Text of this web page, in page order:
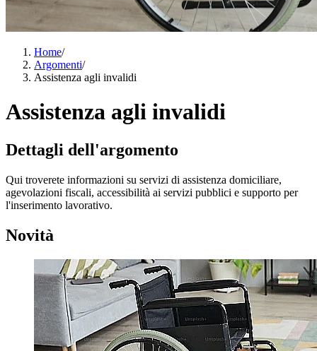
Home/
Argomenti/
Assistenza agli invalidi
Assistenza agli invalidi
Dettagli dell'argomento
Qui troverete informazioni su servizi di assistenza domiciliare,
agevolazioni fiscali, accessibilità ai servizi pubblici e supporto per
l'inserimento lavorativo.
Novità